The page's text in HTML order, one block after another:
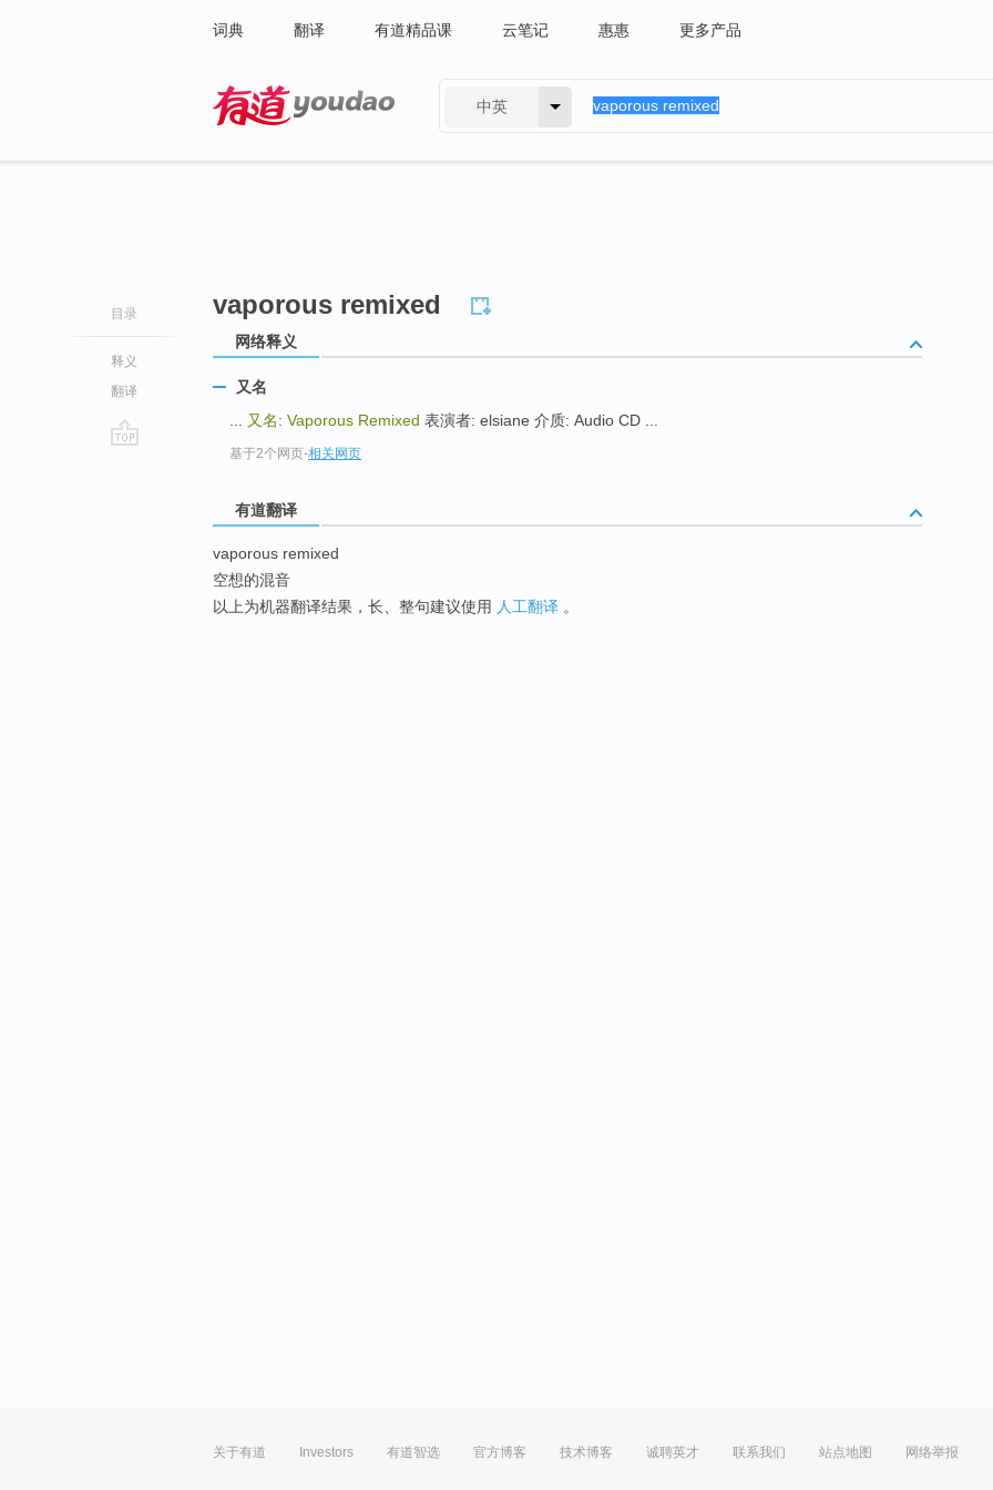
词典 翻译 有道精品课 云笔记 惠惠 更多产品
中英
目录
释义
翻译
vaporous remixed
网络释义
又名
又名: Vaporous Remixed 表演者: elsiane 介质: Audio CD ...
基于2个网页-相关网页
有道翻译
vaporous remixed
空想的混音
以上为机器翻译结果，长、整句建议使用 人工翻译 。
关于有道 Investors 有道智选 官方博客 技术博客 诚聘英才 联系我们 站点地图 网络举报